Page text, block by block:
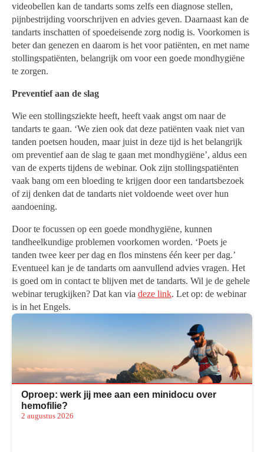
videobellen kan de tandarts soms zelfs een diagnose stellen,
pijnbestrijding voorschrijven en advies geven. Daarnaast kan de
tandarts inschatten of spoedeisende zorg nodig is. Voorkomen is
beter dan genezen en daarom is het voor patiënten, en met name
stollingspatiënten, belangrijk om voor een goede mondhygiëne
te zorgen.
Preventief aan de slag
Wie een stollingsziekte heeft, heeft vaak angst om naar de
tandarts te gaan. ‘We zien ook dat deze patiënten vaak niet van
tanden poetsen houden, maar juist in deze tijd is het belangrijk
om preventief aan de slag te gaan met mondhygiëne’, aldus een
van de experts tijdens de webinar. Ook zijn stollingspatiënten
vaak bang om een bloeding te krijgen door een tandartsbezoek
of zij denken dat de tandarts niet voldoende weet over hun
aandoening.
Door te focussen op een goede mondhygiëne, kunnen
tandheelkundige problemen voorkomen worden. ‘Poets je
tanden twee keer per dag en flos minstens één keer per dag.’
Eventueel kan je de tandarts om aanvullend advies vragen. Het
is goed om in contact te blijven met de tandarts. Wil je de gehele
webinar terugkijken? Dat kan via deze link. Let op: de webinar
is in het Engels.
Oproep: werk jij mee aan een minidocu over
hemofilie?
2 augustus 2026